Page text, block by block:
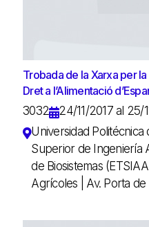
Trobada de la Xarxa per
Dret a l’Alimentació
3032
24/11/2017 al 25/
Universidad
Superior de Ingeniería
de Biosistemas
Agrícoles | Av. Porta